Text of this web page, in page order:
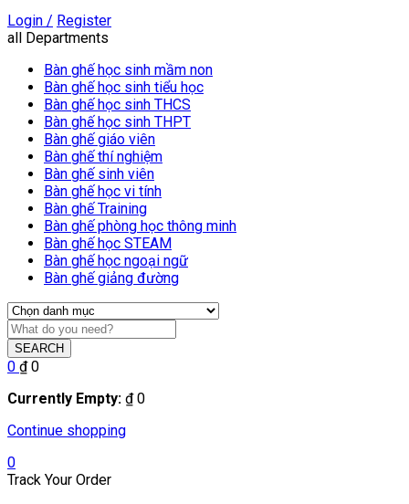
Login / Register
all Departments
Bàn ghế học sinh mầm non
Bàn ghế học sinh tiểu học
Bàn ghế học sinh THCS
Bàn ghế học sinh THPT
Bàn ghế giáo viên
Bàn ghế thí nghiệm
Bàn ghế sinh viên
Bàn ghế học vi tính
Bàn ghế Training
Bàn ghế phòng học thông minh
Bàn ghế học STEAM
Bàn ghế học ngoại ngữ
Bàn ghế giảng đường
SEARCH
0 ₫0
Currently Empty: ₫0
Continue shopping
0
Track Your Order